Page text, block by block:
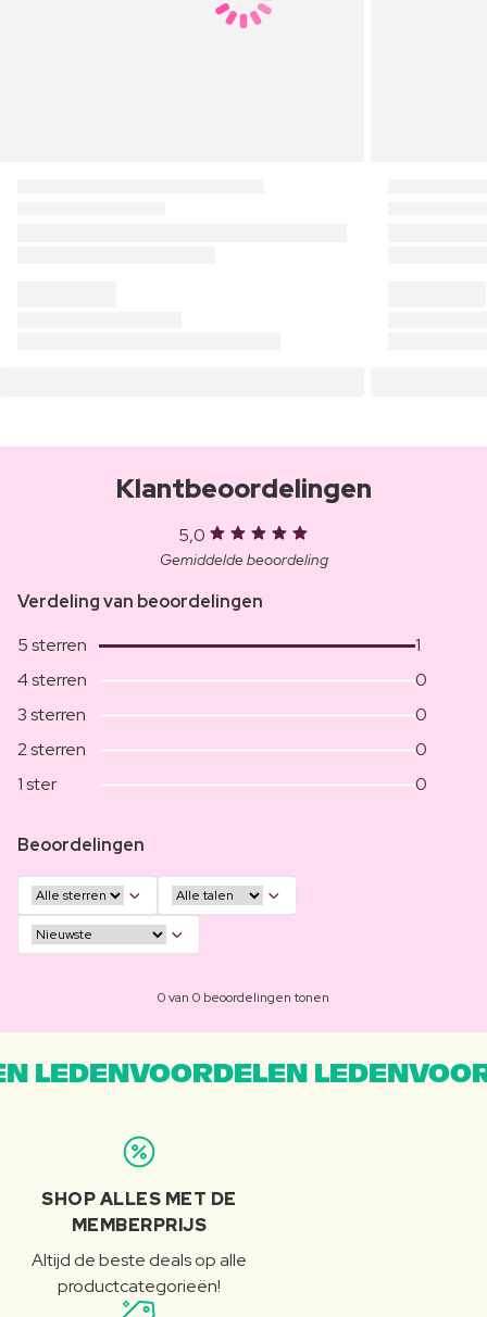
Klantbeoordelingen
5,0
Gemiddelde beoordeling
Verdeling van beoordelingen
5 sterren
1
4 sterren
0
3 sterren
0
2 sterren
0
1 ster
0
Beoordelingen
0 van 0 beoordelingen tonen
LEDENVOORDELEN
SHOP ALLES MET DE
MEMBERPRIJS
Altijd de beste deals op alle
productcategorieën!